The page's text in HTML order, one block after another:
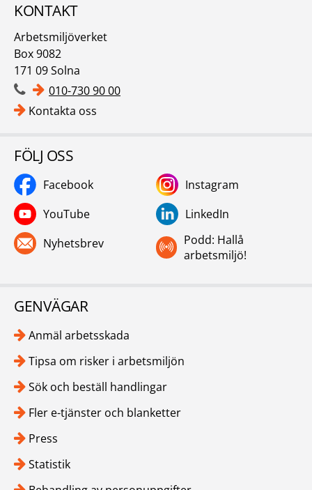
KONTAKT
Arbetsmiljöverket
Box 9082
171 09 Solna
010-730 90 00
Kontakta oss
FÖLJ OSS
Facebook
Instagram
YouTube
LinkedIn
Nyhetsbrev
Podd: Hallå
arbetsmiljö!
GENVÄGAR
Anmäl arbetsskada
Tipsa om risker i arbetsmiljön
Sök och beställ handlingar
Fler e-tjänster och blanketter
Press
Statistik